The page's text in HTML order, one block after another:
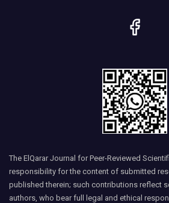
The ElQarar Journal for Peer-Reviewed
responsibility for the content of submitted
published therein; such contributions reflect
authors, who bear full legal and ethical